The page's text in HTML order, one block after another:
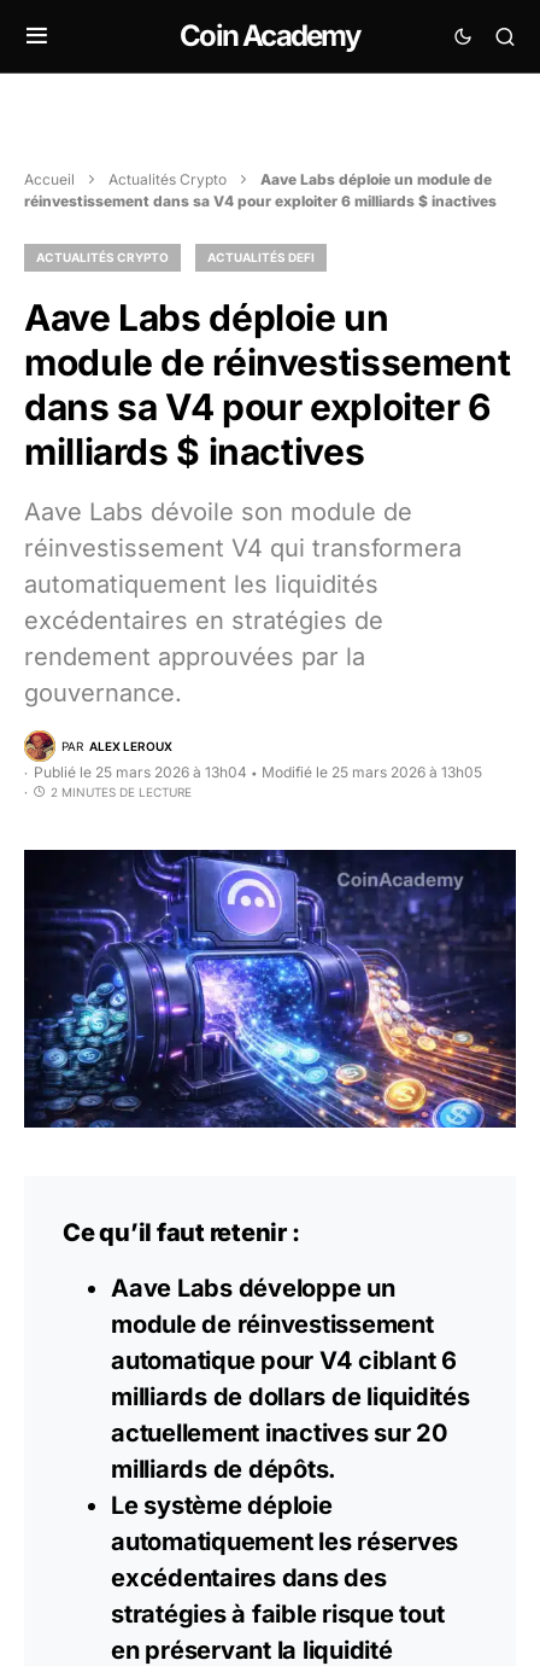
Coin Academy
Accueil Actualités Crypto
Aave Labs déploie un module de
réinvestissement dans sa V4 pour exploiter 6 milliards $ inactives
ACTUALITÉS CRYPTO ACTUALITÉS DEFI
Aave Labs déploie un
module de réinvestissement
dans sa V4 pour exploiter 6
milliards $ inactives
Aave Labs dévoile son module de
réinvestissement V4 qui transformera
automatiquement les liquidités
excédentaires en stratégies de
rendement approuvées par la
gouvernance.
PAR ALEX LEROUX
Publié le 25 mars 2026 à 13h04 • Modifié le 25 mars 2026 à 13h05
2 MINUTES DE LECTURE
Ce qu’il faut retenir :
Aave Labs développe un
module de réinvestissement
automatique pour V4 ciblant 6
milliards de dollars de liquidités
actuellement inactives sur 20
milliards de dépôts.
Le système déploie
automatiquement les réserves
excédentaires dans des
stratégies à faible risque tout
en préservant la liquidité